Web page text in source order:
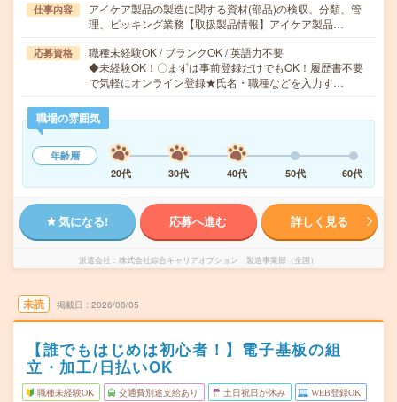
仕事内容
アイケア製品の製造に関する資材(部品)の検収、分類、管
理、ピッキング業務【取扱製品情報】アイケア製品…
応募資格
職種未経験OK / ブランクOK / 英語力不要
◆未経験OK！〇まずは事前登録だけでもOK！履歴書不要
で気軽にオンライン登録★氏名・職種などを入力す…
職場の雰囲気
年齢層
20代
30代 40代 50代 60代
気になる! 応募へ進む 詳しく見る
派遣会社 株式会社綜合キャリアオプション 製造事業部（全国）
未読 掲載日 2026/08/05
【誰でもはじめは初心者！】電子基板の組
立・加工/日払いOK
職種未経験OK 交通費別途支給あり 土日祝日が休み WEB登録OK